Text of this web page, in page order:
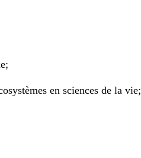
en sciences de la vie;